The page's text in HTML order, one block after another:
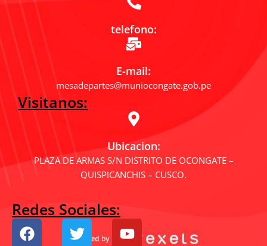
telefono:
E-mail:
mesadepartes@muniocongate.gob.pe
Visitanos:
Ubicacion:
PLAZA DE ARMAS S/N DISTRITO DE OCONGATE –
QUISPICANCHIS – CUSCO.
Redes Sociales:
F
a
T
w
Y
o